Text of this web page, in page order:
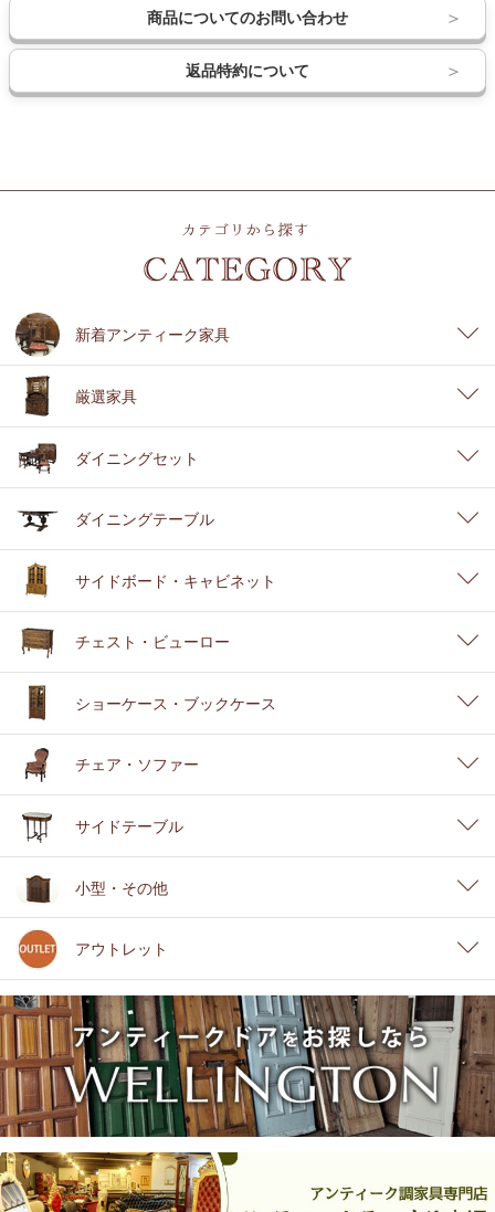
商品についてのお問い合わせ
返品特約について
新着アンティーク家具
厳選家具
ダイニングセット
ダイニングテーブル
サイドボード・キャビネット
チェスト・ビューロー
ショーケース・ブックケース
チェア・ソファー
サイドテーブル
小型・その他
アウトレット